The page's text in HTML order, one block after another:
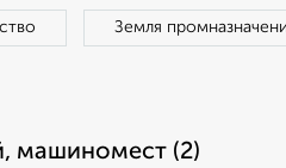
Земля
машиномест (2)